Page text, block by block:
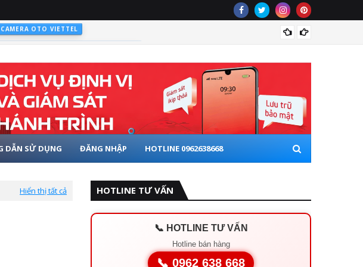
LẮP ĐỊNH VỊ VIETTEL CHO XE ĐẦU KÉO
DẪN SỬ DỤNG ĐĂNG NHẬP HOTLINE 0962638668
Hiển thị tất cả HOTLINE TƯ VẤN
📞 HOTLINE TƯ VẤN
Hotline bán hàng
📞 0962 638 668